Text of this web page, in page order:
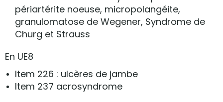
périartérite noeuse, micropolangéite,
granulomatose de Wegener, Syndrome de
Churg et Strauss
En UE8
Item 226 : ulcères de jambe
Item 237 acrosyndrome